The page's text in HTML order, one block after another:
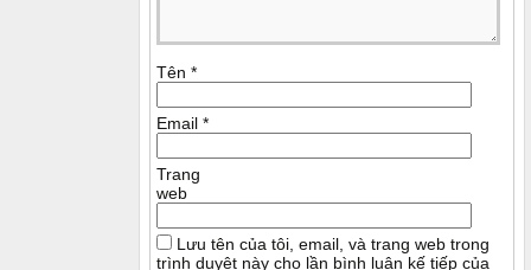
Tên *
Email *
Trang
web
Lưu tên của tôi, email, và trang web trong
trình duyệt này cho lần bình luận kế tiếp của